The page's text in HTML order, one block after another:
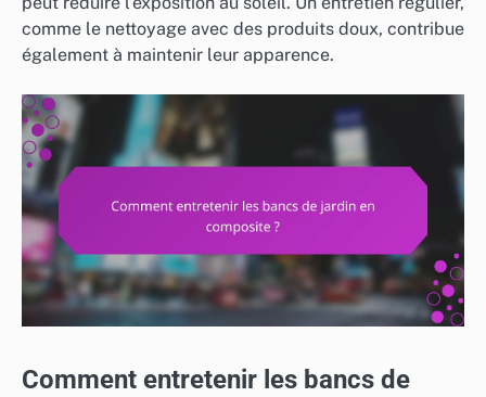
comme le nettoyage avec des produits doux, contribue
également à maintenir leur apparence.
Comment entretenir les bancs de